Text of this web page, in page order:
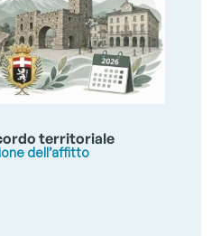
territoriale
dell’affitto